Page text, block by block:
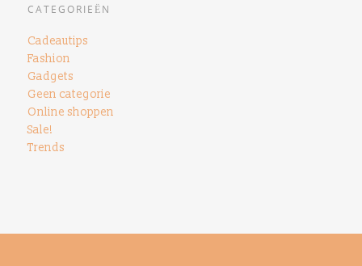
CATEGORIEËN
Cadeautips
Fashion
Gadgets
Geen categorie
Online shoppen
Sale!
Trends